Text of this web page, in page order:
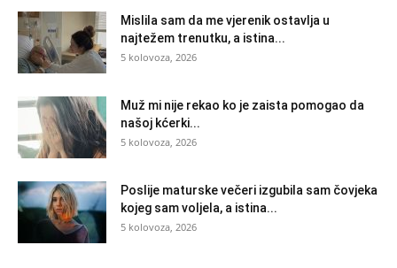
Mislila sam da me vjerenik ostavlja u
najtežem trenutku, a istina...
5 kolovoza, 2026
Muž mi nije rekao ko je zaista pomogao da
našoj kćerki...
5 kolovoza, 2026
Poslije maturske večeri izgubila sam čovjeka
kojeg sam voljela, a istina...
5 kolovoza, 2026